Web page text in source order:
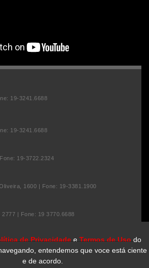
de Privacidadee Termos de Uso do
entendemos que voce está ciente
e de acordo.
19-3241.6688
19-3241.6688
19-3722.2324
1600 | Fone: 19-3381.1900
| Fone: 19 3770.6688